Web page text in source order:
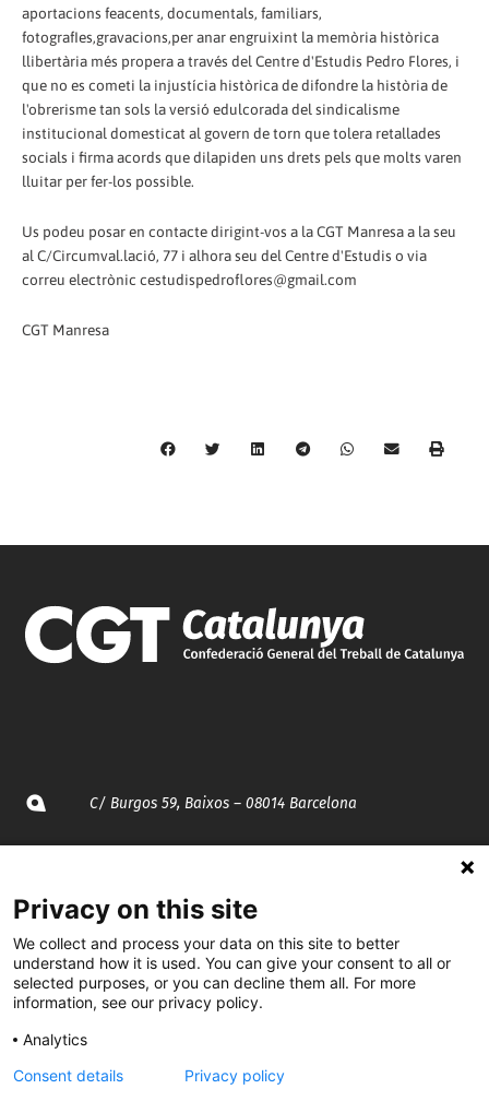
aportacions feacents, documentals, familiars,
fotografIes,gravacions,per anar engruixint la memòria històrica
llibertària més propera a través del Centre d'Estudis Pedro Flores, i
que no es cometi la injustícia històrica de difondre la història de
l'obrerisme tan sols la versió edulcorada del sindicalisme
institucional domesticat al govern de torn que tolera retallades
socials i firma acords que dilapiden uns drets pels que molts varen
lluitar per fer-los possible.
Us podeu posar en contacte dirigint-vos a la CGT Manresa a la seu
al C/Circumval.lació, 77 i alhora seu del Centre d'Estudis o via
correu electrònic cestudispedroflores@gmail.com
CGT Manresa
C/ Burgos 59, Baixos – 08014 Barcelona
935 120 481
@CGTCatalunya
Privacy on this site
We collect and process your data on this site to better
understand how it is used. You can give your consent to all or
selected purposes, or you can decline them all. For more
information, see our privacy policy.
Analytics
Consent details
Privacy policy